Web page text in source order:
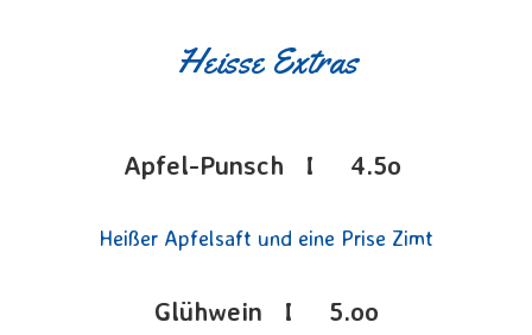
Heisse Extras
Apfel-Punsch I 4.5o
Heißer Apfelsaft und eine Prise Zimt
Glühwein I 5.oo